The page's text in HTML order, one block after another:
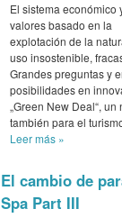
El sistema económico
valores basado en la
explotación de la
uso insostenible,
Grandes preguntas y
posibilidades en
„Green New Deal“,
también para el
Leer más »
El cambio de
Spa Part III